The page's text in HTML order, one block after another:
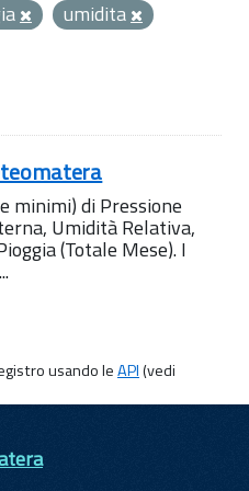
umidita
minimi) di Pressione
Umidità Relativa,
(Totale Mese). I
usando leAPI(vedi